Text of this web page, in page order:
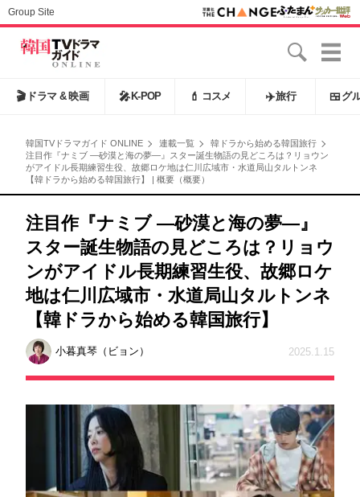
Group Site
🎬 ドラマ & 映画 🎤 K-POP 💄 コスメ ✈️旅行 🍱 グ
韓国TVドラマガイド ONLINE 連載一覧
韓ドラから始める韓国旅行
注目作『ナミブ ―砂漠と海の夢―』スター誕生物語の見どころは？リョウン
がアイドル長期練習生役、故郷ロケ地は仁川広域市・水道局山タルトンネ
【韓ドラから始める韓国旅行】 | 概要（概要）
注目作『ナミブ ―砂漠と海の夢―』
スター誕生物語の見どころは？リョウ
ンがアイドル長期練習生役、故郷ロケ
地は仁川広域市・水道局山タルトンネ
【韓ドラから始める韓国旅行】
小暮真琴（ビョン） 2025.1.15